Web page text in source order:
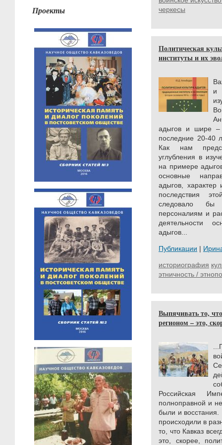
Проекты
черкесы
Политическая
институты и их
и
адыгов и шире –
последние 20-40
Как нам
углубления в
на примере
основные
адыгов,
последствия
следовало бы
персоналиям и
деятельности
адыгов...
Публикации |
историография
этничность /
Выпячивать то,
регионом – это,
Российская
полноправной и
были и
происходили в
то, что Кавказ
это, скорее,